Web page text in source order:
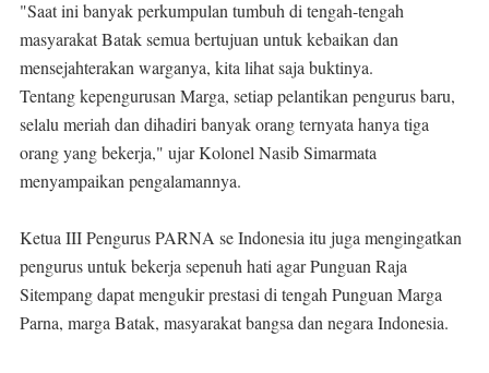
"Saat ini banyak perkumpulan tumbuh di tengah-tengah
masyarakat Batak semua bertujuan untuk kebaikan dan
mensejahterakan warganya, kita lihat saja buktinya.
Tentang kepengurusan Marga, setiap pelantikan pengurus baru,
selalu meriah dan dihadiri banyak orang ternyata hanya tiga
orang yang bekerja," ujar Kolonel Nasib Simarmata
menyampaikan pengalamannya.
Ketua III Pengurus PARNA se Indonesia itu juga mengingatkan
pengurus untuk bekerja sepenuh hati agar Punguan Raja
Sitempang dapat mengukir prestasi di tengah Punguan Marga
Parna, marga Batak, masyarakat bangsa dan negara Indonesia.